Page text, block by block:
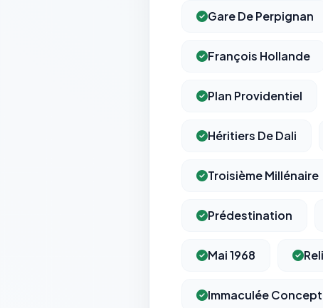
Gare De Perpignan
François Hollande
Plan Providentiel
Héritiers De Dali
Troisième Millénaire
Prédestination
Mai 1968
Immaculée